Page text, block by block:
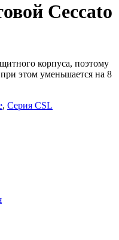
Ceccato
корпуса, поэтому
этом уменьшается на 8
, Серия CSL